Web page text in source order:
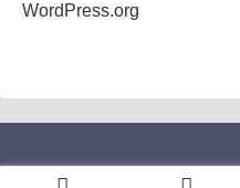
WordPress.org